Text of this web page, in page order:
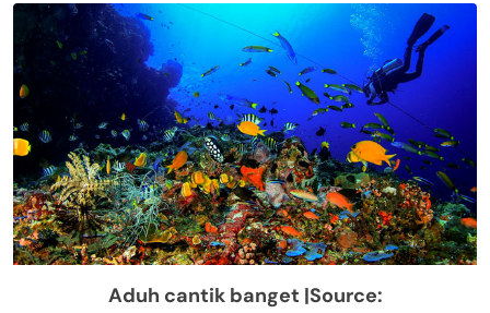
Aduh cantik banget |Source: